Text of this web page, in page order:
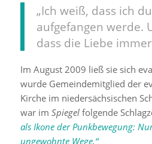
„Ich weiß, dass ich
aufgefangen werde.
dass die Liebe
Im August 2009 ließ sie sich
wurde Gemeindemitglied der
Kirche im niedersächsischen
war im Spiegelfolgende
als Ikone der Punkbewegung:
ungewohnte Wege.“